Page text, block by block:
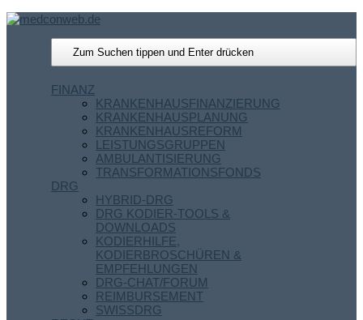
FINANZ
KRANKENHAUSFINANZIERUNG
KRANKENHAUSPLANUNG
KRANKENHAUSREFORM
LEISTUNGSGRUPPEN
AMBULANTISIERUNG
TRANSFORMATIONSFONDS
DRG
HYBRID-DRG
DRG KODIER-TOOLS &
DOWNLOADS
KODIERHILFE,
KODIERBROSCHÜREN &
EMPFEHLUNGEN
DRG-CHAT/FORUM
REIMBURSEMENT
SWISSDRG